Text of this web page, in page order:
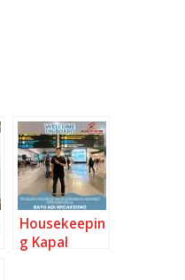
Housekeepin
g Kapal